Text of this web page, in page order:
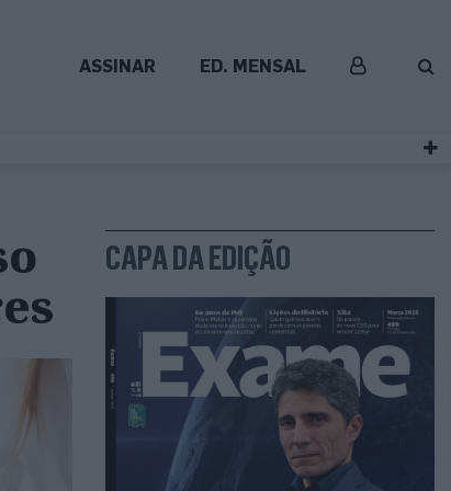
ASSINAR ED. MENSAL
CAPA DA EDIÇÃO